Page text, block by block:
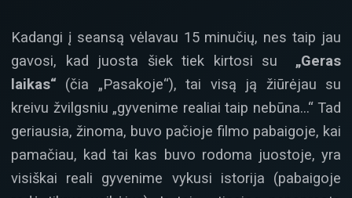
Kadangi į seansą vėlavau 15 minučių, nes taip jau
gavosi, kad juosta šiek tiek kirtosi su „Geras
laikas“ (čia „Pasakoje“), tai visą ją žiūrėjau su
kreivu žvilgsniu „gyvenime realiai taip nebūna…“ Tad
geriausia, žinoma, buvo pačioje filmo pabaigoje, kai
pamačiau, kad tai kas buvo rodoma juostoje, yra
visiškai reali gyvenime vykusi istorija (pabaigoje